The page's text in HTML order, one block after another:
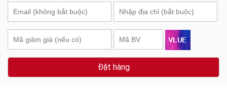
Đặt hàng